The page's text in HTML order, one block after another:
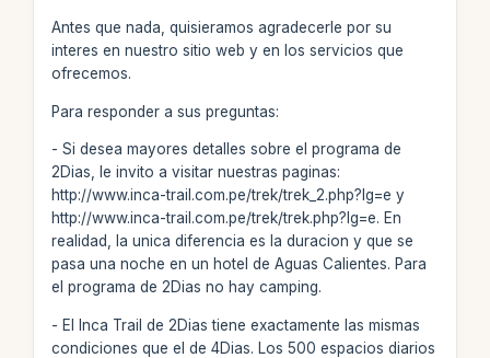
Antes que nada, quisieramos agradecerle por su
interes en nuestro sitio web y en los servicios que
ofrecemos.
Para responder a sus preguntas:
- Si desea mayores detalles sobre el programa de
2Dias, le invito a visitar nuestras paginas:
http://www.inca-trail.com.pe/trek/trek_2.php?lg=e y
http://www.inca-trail.com.pe/trek/trek.php?lg=e. En
realidad, la unica diferencia es la duracion y que se
pasa una noche en un hotel de Aguas Calientes. Para
el programa de 2Dias no hay camping.
- El Inca Trail de 2Dias tiene exactamente las mismas
condiciones que el de 4Dias. Los 500 espacios diarios